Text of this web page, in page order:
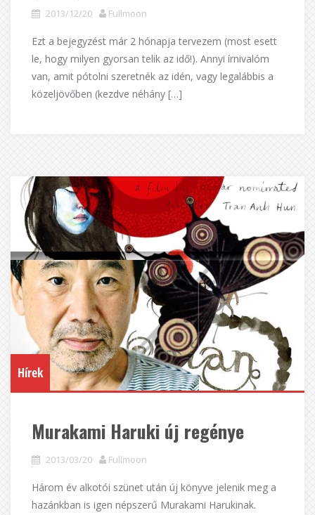
2013/12/20 Fullmoon
Ezt a bejegyzést már 2 hónapja tervezem (most esett
le, hogy milyen gyorsan telik az idő!). Annyi írnivalóm
van, amit pótolni szeretnék az idén, vagy legalábbis a
közeljövőben (kezdve néhány […]
Hírek
Murakami Haruki új regénye
2013/03/20 Fullmoon
Három év alkotói szünet után új könyve jelenik meg a
hazánkban is igen népszerű Murakami Harukinak.